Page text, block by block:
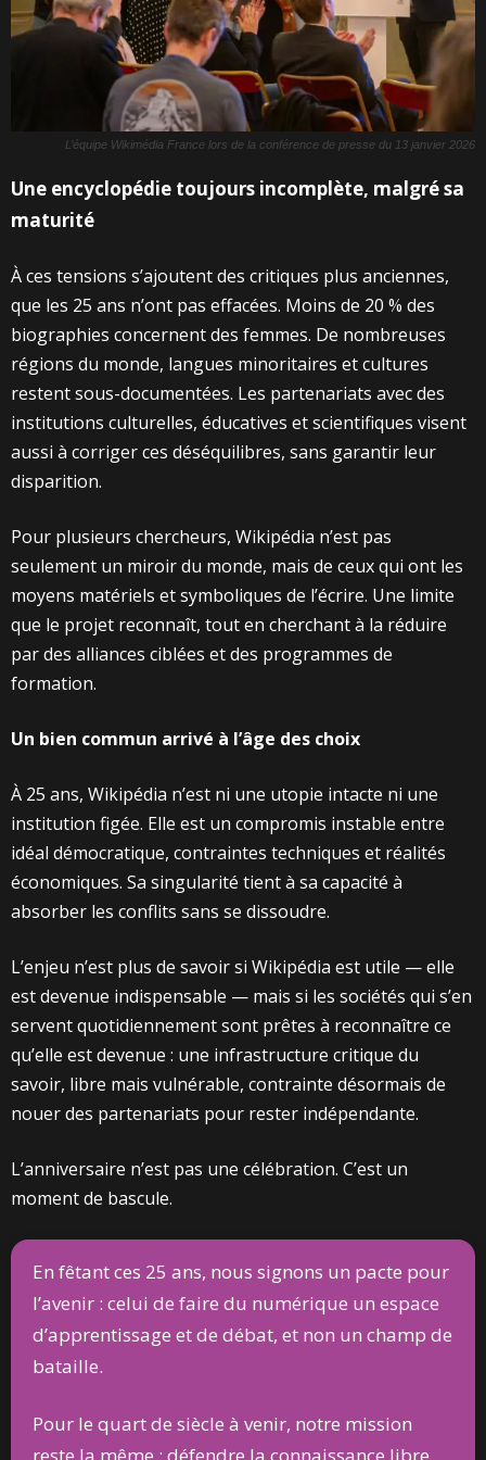
L’équipe Wikimédia France lors de la conférence de presse du 13 janvier 2026
Une encyclopédie toujours incomplète, malgré sa
maturité
À ces tensions s’ajoutent des critiques plus anciennes,
que les 25 ans n’ont pas effacées. Moins de 20 % des
biographies concernent des femmes. De nombreuses
régions du monde, langues minoritaires et cultures
restent sous-documentées. Les partenariats avec des
institutions culturelles, éducatives et scientifiques visent
aussi à corriger ces déséquilibres, sans garantir leur
disparition.
Pour plusieurs chercheurs, Wikipédia n’est pas
seulement un miroir du monde, mais de ceux qui ont les
moyens matériels et symboliques de l’écrire. Une limite
que le projet reconnaît, tout en cherchant à la réduire
par des alliances ciblées et des programmes de
formation.
Un bien commun arrivé à l’âge des choix
À 25 ans, Wikipédia n’est ni une utopie intacte ni une
institution figée. Elle est un compromis instable entre
idéal démocratique, contraintes techniques et réalités
économiques. Sa singularité tient à sa capacité à
absorber les conflits sans se dissoudre.
L’enjeu n’est plus de savoir si Wikipédia est utile — elle
est devenue indispensable — mais si les sociétés qui s’en
servent quotidiennement sont prêtes à reconnaître ce
qu’elle est devenue : une infrastructure critique du
savoir, libre mais vulnérable, contrainte désormais de
nouer des partenariats pour rester indépendante.
L’anniversaire n’est pas une célébration. C’est un
moment de bascule.
En fêtant ces 25 ans, nous signons un pacte pour
l’avenir : celui de faire du numérique un espace
d’apprentissage et de débat, et non un champ de
bataille.
Pour le quart de siècle à venir, notre mission